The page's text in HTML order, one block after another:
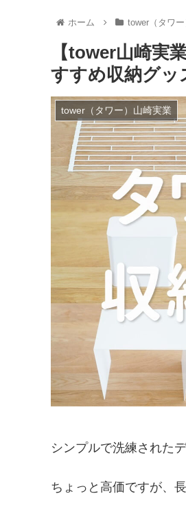
ホーム tower（タワ
【tower山崎実
すすめ収納グッ
tower（タワー）山崎実業
シンプルで洗練された
ちょっと高価ですが、